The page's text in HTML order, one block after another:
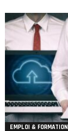
EMPLOI & FORMATION